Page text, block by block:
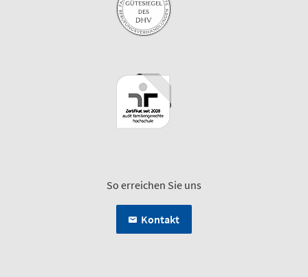
So erreichen Sie uns
Kontakt